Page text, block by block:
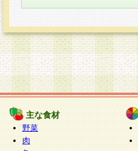
主な食材
野菜
肉